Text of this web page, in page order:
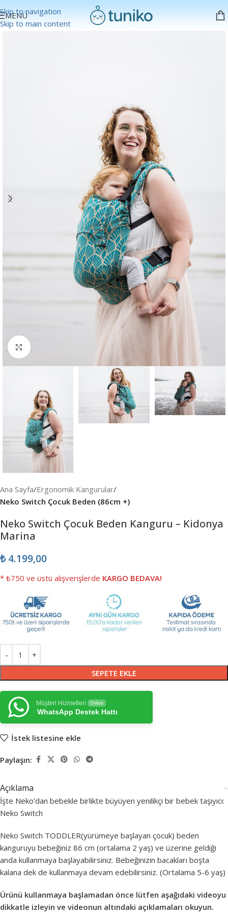
Skip to navigation
Skip to main content
MENÜ
Büyütmek için tıklayın
Ana Sayfa Ergonomik Kangurular
Neko Switch Çocuk Beden (86cm +)
Neko Switch Çocuk Beden Kanguru – Kidonya
Marina
₺4.199,00
* ₺750 ve üstü alışverişlerde KARGO BEDAVA!
SEPETE EKLE
Müşteri Hizmetleri Online
WhatsApp Destek Hattı
İstek listesine ekle
Paylaşın:
Açıklama
İşte Neko’dan bebekle birlikte büyüyen yenilikçi bir bebek taşıyıcı:
Neko Switch
Neko Switch TODDLER(yürümeye başlayan çocuk) beden
kanguruyu bebeğiniz 86 cm (ortalama 2 yaş) ve üzerine geldiği
anda kullanmaya başlayabilirsiniz. Bebeğinizin bacakları boşta
kalana dek de kullanmaya devam edebilirsiniz. (Ortalama 5-6 yaş)
Ürünü kullanmaya başlamadan önce lütfen aşağıdaki videoyu
dikkatle izleyin ve videonun altındaki açıklamaları okuyun.